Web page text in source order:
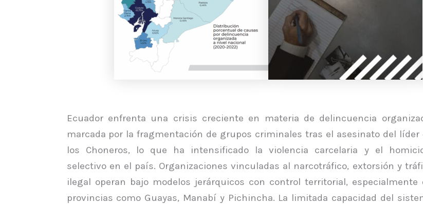
Ecuador enfrenta una crisis creciente en materia de delincuencia
marcada por la fragmentación de grupos criminales tras el asesinato del líder
los Choneros, lo que ha intensificado la violencia carcelaria y el
selectivo en el país. Organizaciones vinculadas al narcotráfico, extorsión y
ilegal operan bajo modelos jerárquicos con control territorial, especialmente
provincias como Guayas, Manabí y Pichincha. La limitada capacidad del